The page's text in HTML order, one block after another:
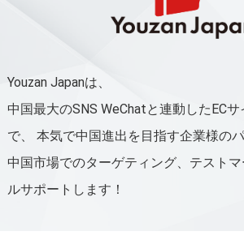
Youzan Japanは、
中国最大のSNS WeChatと連動したEC
で、
本気で中国進出を目指す企業様の
中国市場でのターゲティング、テスト
ルサポートします！